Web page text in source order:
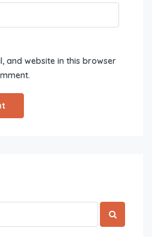
and website in this browser